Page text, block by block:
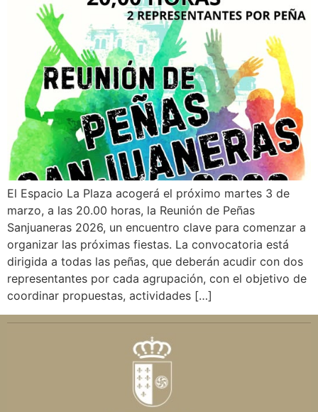
El Espacio La Plaza acogerá el próximo martes 3 de
marzo, a las 20.00 horas, la Reunión de Peñas
Sanjuaneras 2026, un encuentro clave para comenzar a
organizar las próximas fiestas. La convocatoria está
dirigida a todas las peñas, que deberán acudir con dos
representantes por cada agrupación, con el objetivo de
coordinar propuestas, actividades […]